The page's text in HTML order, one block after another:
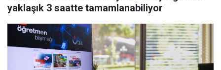
yaklaşık 3 saatte tamamlanabiliyor